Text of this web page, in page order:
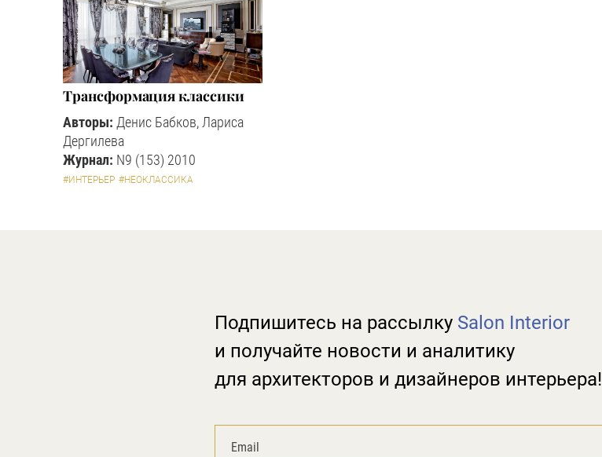
Трансформация классики
Авторы: Денис Бабков, Лариса
Дергилева
Журнал: N9 (153) 2010
#ИНТЕРЬЕР #НЕОКЛАССИКА
Подпишитесь на рассылку Salon Interior
и получайте новости и аналитику
для архитекторов и дизайнеров интерьера!